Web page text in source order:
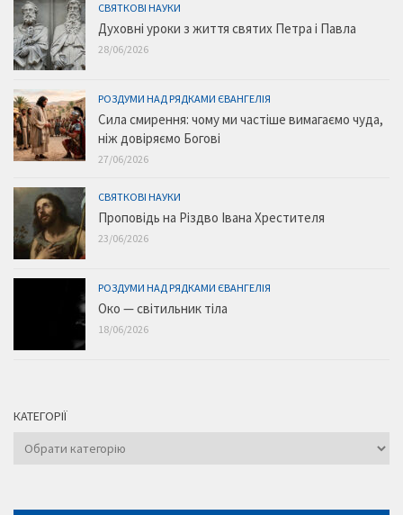
СВЯТКОВІ НАУКИ
Духовні уроки з життя святих Петра і Павла
28/06/2026
РОЗДУМИ НАД РЯДКАМИ ЄВАНГЕЛІЯ
Сила смирення: чому ми частіше вимагаємо чуда,
ніж довіряємо Богові
27/06/2026
СВЯТКОВІ НАУКИ
Проповідь на Різдво Івана Хрестителя
23/06/2026
РОЗДУМИ НАД РЯДКАМИ ЄВАНГЕЛІЯ
Око — світильник тіла
18/06/2026
КАТЕГОРІЇ
Категорії